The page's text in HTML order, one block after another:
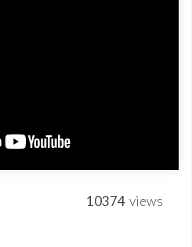
10374 views